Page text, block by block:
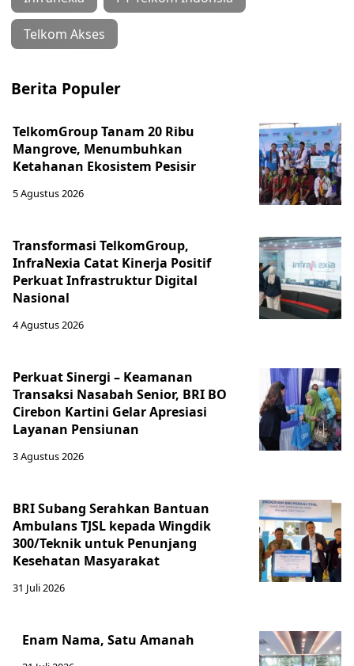
Telkom Akses
Berita Populer
TelkomGroup Tanam 20 Ribu
Mangrove, Menumbuhkan
Ketahanan Ekosistem Pesisir
5 Agustus 2026
Transformasi TelkomGroup,
InfraNexia Catat Kinerja Positif
Perkuat Infrastruktur Digital
Nasional
4 Agustus 2026
Perkuat Sinergi – Keamanan
Transaksi Nasabah Senior, BRI BO
Cirebon Kartini Gelar Apresiasi
Layanan Pensiunan
3 Agustus 2026
BRI Subang Serahkan Bantuan
Ambulans TJSL kepada Wingdik
300/Teknik untuk Penunjang
Kesehatan Masyarakat ​
31 Juli 2026
Enam Nama, Satu Amanah